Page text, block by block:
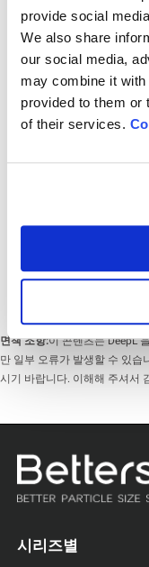
provide social
We also share
our social media,
may combine it with
provided to them or
of their services.
한약 분말에서 입자 크기
이저 입자 크기 측정. 여
면책 조항:이 콘텐츠는 DeepL
만 일부 오류가 발생할 수 있습
시기 바랍니다. 이해해 주셔서
시리즈별